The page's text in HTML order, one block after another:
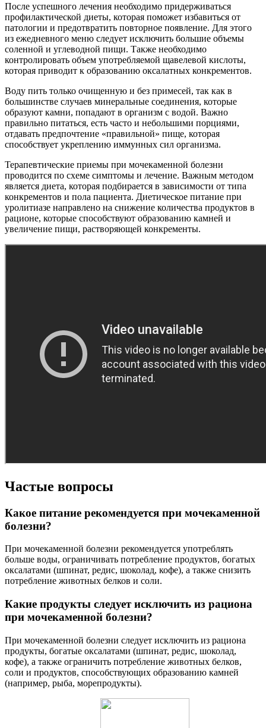
После успешного лечения необходимо придерживаться
профилактической диеты, которая поможет избавиться от
патологии и предотвратить повторное появление. Для этого
из ежедневного меню следует исключить большие объемы
соленной и углеводной пищи. Также необходимо
контролировать объем употребляемой щавелевой кислоты,
которая приводит к образованию оксалатных конкрементов.
Воду пить только очищенную и без примесей, так как в
большинстве случаев минеральные соединения, которые
образуют камни, попадают в организм с водой. Важно
правильно питаться, есть часто и небольшими порциями,
отдавать предпочтение «правильной» пище, которая
способствует укреплению иммунных сил организма.
Терапевтические приемы при мочекаменной болезни
проводится по схеме симптомы и лечение. Важным методом
является диета, которая подбирается в зависимости от типа
конкрементов и пола пациента. Диетическое питание при
уролитиазе направлено на снижение количества продуктов в
рационе, которые способствуют образованию камней и
увеличение пищи, растворяющей конкременты.
Частые вопросы
Какое питание рекомендуется при мочекаменной
болезни?
При мочекаменной болезни рекомендуется употреблять
больше воды, ограничивать потребление продуктов, богатых
оксалатами (шпинат, редис, шоколад, кофе), а также снизить
потребление животных белков и соли.
Какие продукты следует исключить из рациона
при мочекаменной болезни?
При мочекаменной болезни следует исключить из рациона
продукты, богатые оксалатами (шпинат, редис, шоколад,
кофе), а также ограничить потребление животных белков,
соли и продуктов, способствующих образованию камней
(например, рыба, морепродукты).